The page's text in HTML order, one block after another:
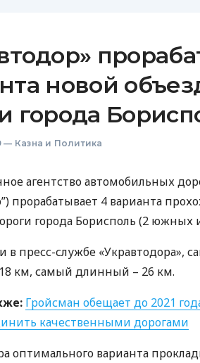
новой
города
— Казна и Политика
агентство автомобильных
прорабатывает 4 варианта
города Борисполь (2 южных
в пресс-службе «Укравтодора»,
км, самый длинный – 26 км.
Гройсман обещает до 2021
качественными дорогами
оптимального варианта